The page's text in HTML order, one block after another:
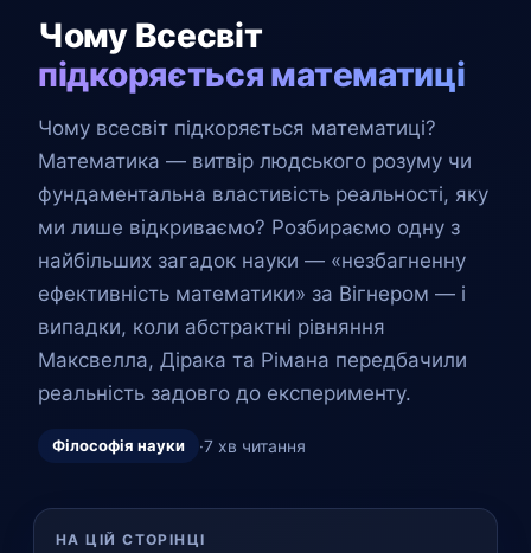
Чому Всесвіт
підкоряється математиці
Чому всесвіт підкоряється математиці?
Математика — витвір людського розуму чи
фундаментальна властивість реальності, яку
ми лише відкриваємо? Розбираємо одну з
найбільших загадок науки — «незбагненну
ефективність математики» за Вігнером — і
випадки, коли абстрактні рівняння
Максвелла, Дірака та Рімана передбачили
реальність задовго до експерименту.
Філософія науки ·7 хв читання
НА ЦІЙ СТОРІНЦІ